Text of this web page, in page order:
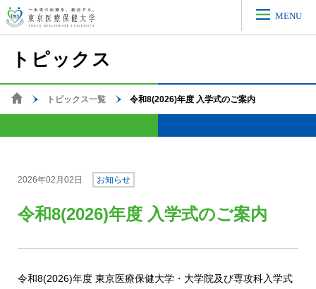
MENU
トピックス
ホーム
トピックス一覧 令和8(2026)年度 入学式のご案内
2026年02月02日 お知らせ
令和8(2026)年度 入学式のご案内
令和8(2026)年度 東京医療保健大学・大学院及び専攻科入学式